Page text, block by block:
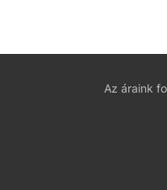
Az áraink